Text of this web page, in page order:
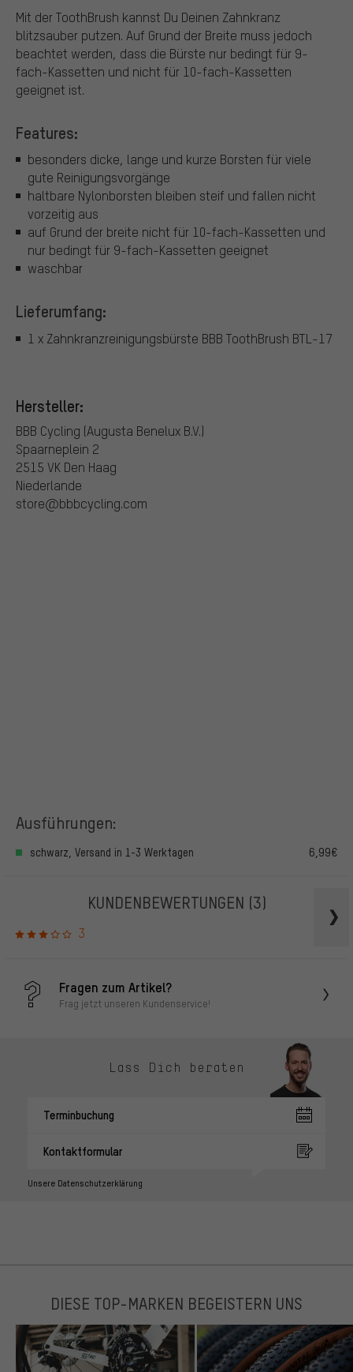
Mit der ToothBrush kannst Du Deinen Zahnkranz
blitzsauber putzen. Auf Grund der Breite muss jedoch
beachtet werden, dass die Bürste nur bedingt für 9-
fach-Kassetten und nicht für 10-fach-Kassetten
geeignet ist.
Features:
besonders dicke, lange und kurze Borsten für viele
gute Reinigungsvorgänge
haltbare Nylonborsten bleiben steif und fallen nicht
vorzeitig aus
auf Grund der breite nicht für 10-fach-Kassetten und
nur bedingt für 9-fach-Kassetten geeignet
waschbar
Lieferumfang:
1 x Zahnkranzreinigungsbürste BBB ToothBrush BTL-17
Hersteller:
BBB Cycling (Augusta Benelux B.V.)
Spaarneplein 2
2515 VK Den Haag
Niederlande
store@bbbcycling.com
Ausführungen:
schwarz, Versand in 1-3 Werktagen 6,99€
KUNDENBEWERTUNGEN (3)
3
Fragen zum Artikel?
Frag jetzt unseren Kundenservice!
Lass Dich beraten
Terminbuchung
Kontaktformular
Unsere Datenschutzerklärung
DIESE TOP-MARKEN BEGEISTERN UNS